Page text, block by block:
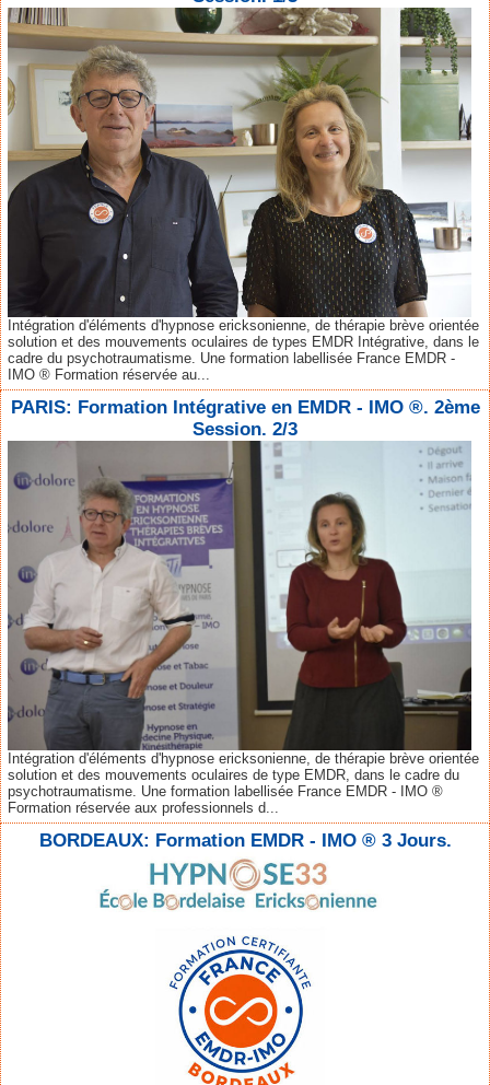
Intégration d'éléments d'hypnose ericksonienne, de thérapie brève orientée
solution et des mouvements oculaires de types EMDR Intégrative, dans le
cadre du psychotraumatisme. Une formation labellisée France EMDR -
IMO ® Formation réservée au...
PARIS: Formation Intégrative en EMDR - IMO ®. 2ème
Session. 2/3
Intégration d'éléments d'hypnose ericksonienne, de thérapie brève orientée
solution et des mouvements oculaires de type EMDR, dans le cadre du
psychotraumatisme. Une formation labellisée France EMDR - IMO ®
Formation réservée aux professionnels d...
BORDEAUX: Formation EMDR - IMO ® 3 Jours.